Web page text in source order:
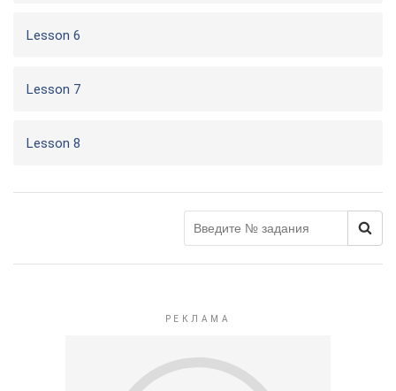
Lesson 6
Lesson 7
Lesson 8